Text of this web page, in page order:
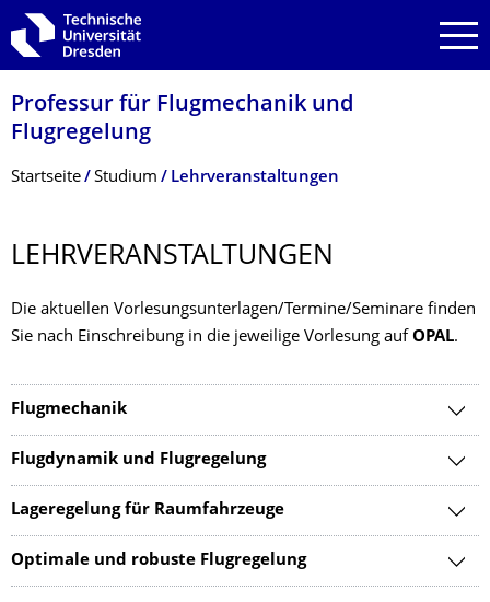
Zur Hauptnavigation springen
Zur Suche springen
Zum Inhalt springen
Professur für Flugmechanik und
Flugregelung
Breadcrumb-Menü
Startseite Studium Lehrveranstaltungen
LEHRVERANSTAL­TUNGEN
Die aktuellen Vorlesungsunterlagen/Termine/Seminare finden
Sie nach Einschreibung in die jeweilige Vorlesung auf OPAL.
Flugmechanik
Flugdynamik und Flugregelung
Lageregelung für Raumfahrzeuge
Optimale und robuste Flugregelung